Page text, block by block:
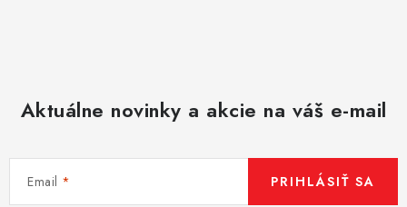
Aktuálne novinky a akcie na váš e-mail
Email PRIHLÁSIŤ SA